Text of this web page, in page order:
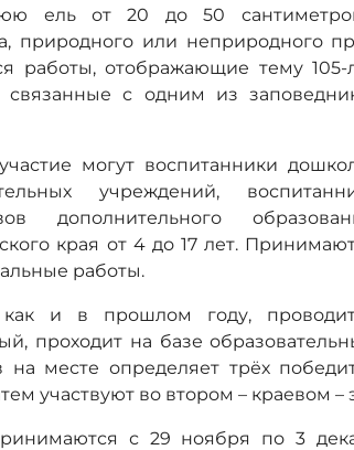
ель от 20 до 50
природного или неприродного
работы, отображающие тему
связанные с одним из
могут воспитанники
учреждений,
дополнительного
края от 4 до 17 лет.
работы.
как и в прошлом году,
проходит на базе
на месте определяет трёх
участвуют во втором – краевом –
с 29 ноября по 3